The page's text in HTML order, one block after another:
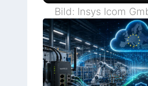
Bild: Insys Icom